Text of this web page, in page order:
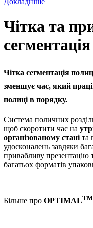
Чітка та
Чітка сегментація
зменшує час, який
полиці в порядку.
Система поличних
щоб скоротити час на
організованому стані та
удосконалень завдяки
привабливу презентацію
багатьох форматів
Більше про OPTIMALТМ